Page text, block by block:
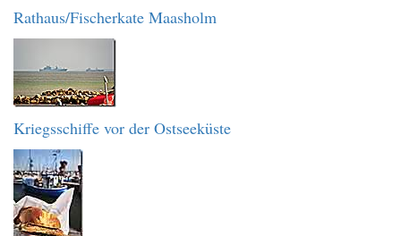
Rathaus/Fischerkate Maasholm
Kriegsschiffe vor der Ostseeküste